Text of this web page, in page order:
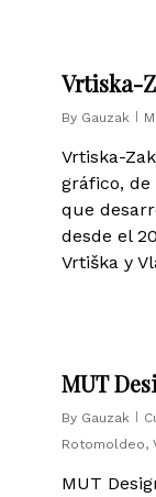
Vrtiska-
By Gauzak
Vrtiska-
gráfico,
que
desde el
Vrtiška y
MUT
By Gauzak
Rotomoldeo,
MUT